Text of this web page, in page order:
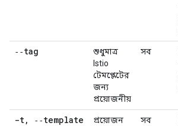
‑‑tag
শুধুমাত্র
Istio
টেমপ্লেটের
জন্য
প্রয়োজনীয়
সব
-t, ‑‑template প্রয়োজন সব